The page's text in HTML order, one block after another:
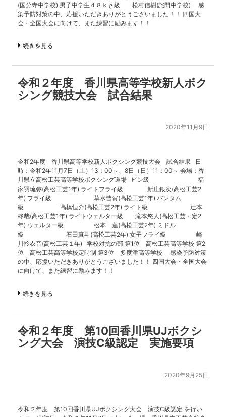
(国分寺中学校) 男子中学生４８ｋｇ級 松村信樹(詫間中学校) 感
染予防対策の中、応援いただきありがとうございました！！ 四国大
会・全国大会に向けて、また練習に励みます！！
続きを見る
令和２年度 香川県高等学校新人ボク
シング競技大会 試合結果
2020年11月9日
令和2年度 香川県高等学校新人ボクシング競技大会 試合結果 日
時：令和2年11月7日（土）13：00～、8日（日）11：00～ 会場：香
川県立高松工芸高等学校ボクシング道場 ピン級 福
家羽琉弥(高松工芸1年) ライトフライ級 新庄銀次(高松工芸2
年) フライ級 草水曹賀(高松工芸1年) バンタム
級 高橋恒介(高松工芸2年) ライト級 辻本
柊哉(高松工芸1年) ライトウェルター級 滝本悠人(高松工芸・定2
年) ウェルター級 松本 蓮(高松工芸2年) ミドル
級 石田真斗(高松工芸2年) 女子フライ級 崎
川怜衣音(高松工芸１年) 学校対抗の部 第1位 高松工芸高等学校 第2
位 高松工芸高等学校定時制 第3位 多度津高等学校 感染予防対策
の中、応援いただきありがとうございました！！ 四国大会・全国大会
に向けて、また練習に励みます！！
続きを見る
令和２年度 第10回香川県UJボクシ
ング大会 演技C級認定 実施要項
2020年9月25日
令和２年度 第10回香川県UJボクシング大会 演技C級認定 を行い